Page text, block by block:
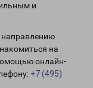
и
направлению
на
онлайн-
+7 (495)